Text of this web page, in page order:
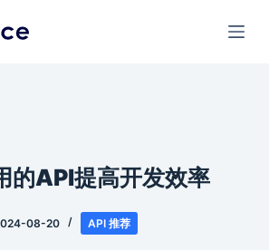
的API提高开发效率
08-20 API 推荐